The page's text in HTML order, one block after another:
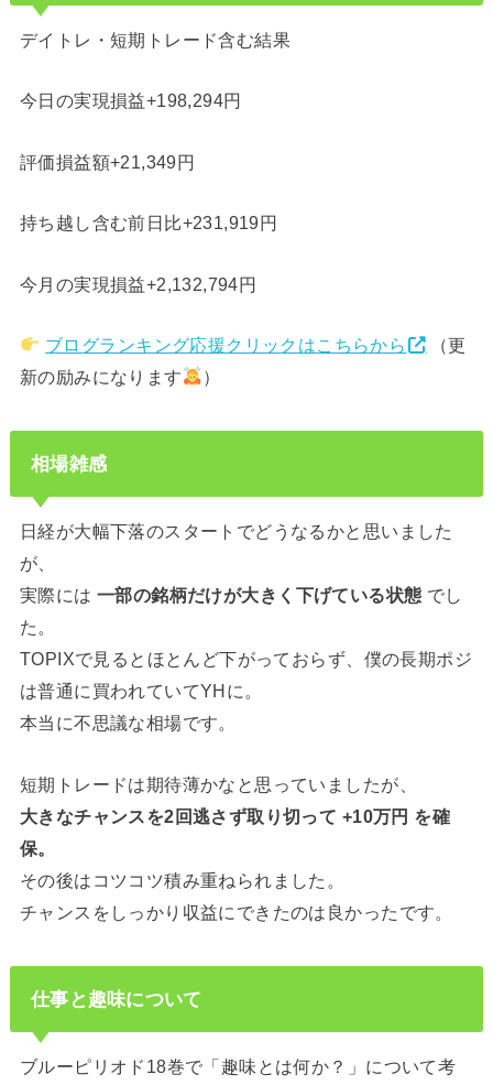
デイトレ・短期トレード含む結果
今日の実現損益+198,294円
評価損益額+21,349円
持ち越し含む前日比+231,919円
今月の実現損益+2,132,794円
ブログランキング応援クリックはこちらから
（更
新の励みになります
）
相場雑感
日経が大幅下落のスタートでどうなるかと思いました
が、
実際には 一部の銘柄だけが大きく下げている状態 でし
た。
TOPIXで見るとほとんど下がっておらず、僕の長期ポジ
は普通に買われていてYHに。
本当に不思議な相場です。
短期トレードは期待薄かなと思っていましたが、
大きなチャンスを2回逃さず取り切って +10万円 を確
保。
その後はコツコツ積み重ねられました。
チャンスをしっかり収益にできたのは良かったです。
仕事と趣味について
ブルーピリオド18巻で「趣味とは何か？」について考